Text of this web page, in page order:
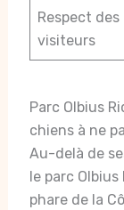
Respect
visiteurs
Parc Olbius
chiens à ne
Au-delà de
le parc
phare de la